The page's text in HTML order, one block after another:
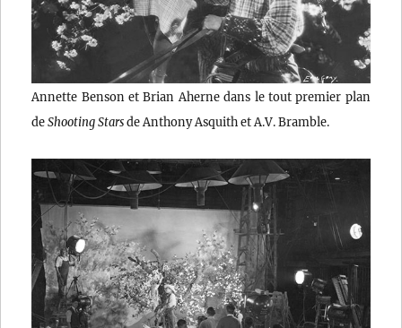
Annette Benson et Brian Aherne dans le tout premier plan
deShooting Starsde Anthony Asquith et A.V. Bramble.